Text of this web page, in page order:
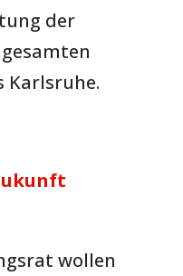
der
Karlsruhe.
wollen